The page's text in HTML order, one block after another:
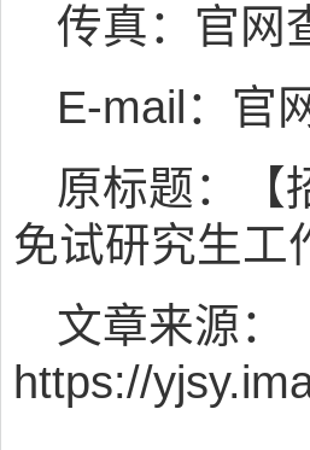
传真：官网
E-mail：官
原标题：【
免试研究生工
文章来源：
https://